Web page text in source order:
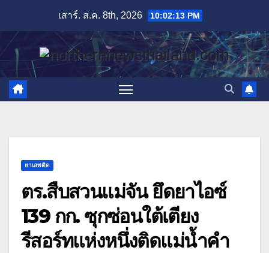
content
เสาร์. ส.ค. 8th, 2026 10:02:14 PM
ยาเสพติด
ตร.สืบสวนแม่จัน ยึดยาไอซ์
139 กก. ซุกซ่อนใต้เตียง
รีสอร์ทแห่งหนึ่งติดแม่น้ำคำ